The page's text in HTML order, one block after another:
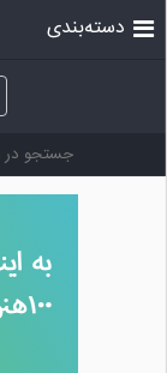
دسته‌بندی